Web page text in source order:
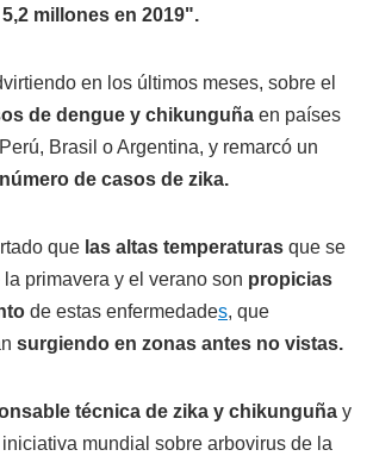
5,2 millones en 2019".
en los últimos meses, sobre el
de dengue y chikunguña en países
Brasil o Argentina, y remarcó un
de casos de zika.
que las altas temperaturas que se
primavera y el verano son propicias
de estas enfermedades, que
surgiendo en zonas antes no vistas.
técnica de zika y chikunguña y
mundial sobre arbovirus de la